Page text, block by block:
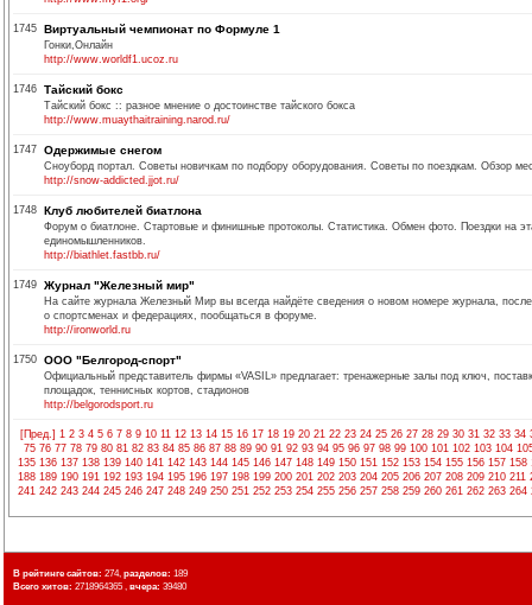
1745 Виртуальный чемпионат по Формуле 1
Гонки,Онлайн
http://www.worldf1.ucoz.ru
1746 Тайский бокс
Тайский бокс :: разное мнение о достоинстве тайского бокса
http://www.muaythaitraining.narod.ru/
1747 Одержимые снегом
Сноуборд портал. Советы новичкам по подбору оборудования. Советы по поездкам. Обзор
http://snow-addicted.jjot.ru/
1748 Клуб любителей биатлона
Форум о биатлоне. Стартовые и финишные протоколы. Статистика. Обмен фото. Поездки на
единомышленников.
http://biathlet.fastbb.ru/
1749 Журнал "Железный мир"
На сайте журнала Железный Мир вы всегда найдёте сведения о новом номере журнала,
о спортсменах и федерациях, пообщаться в форуме.
http://ironworld.ru
1750 ООО "Белгород-спорт"
Официальный представитель фирмы «VASIL» предлагает: тренажерные залы под ключ,
площадок, теннисных кортов, стадионов
http://belgorodsport.ru
[Пред.] 1 2 3 4 5 6 7 8 9 10 11 12 13 14 15 16 17 18 19 20 21 22 23 24 25 26 27 28 29 30 31 32 33 34
75 76 77 78 79 80 81 82 83 84 85 86 87 88 89 90 91 92 93 94 95 96 97 98 99 100 101 102 103 104
135 136 137 138 139 140 141 142 143 144 145 146 147 148 149 150 151 152 153 154 155 156 157 158
188 189 190 191 192 193 194 195 196 197 198 199 200 201 202 203 204 205 206 207 208 209 210 211
241 242 243 244 245 246 247 248 249 250 251 252 253 254 255 256 257 258 259 260 261 262 263 264
В рейтинге сайтов: 274, разделов: 189
Всего хитов: 2718964365 , вчера: 39480